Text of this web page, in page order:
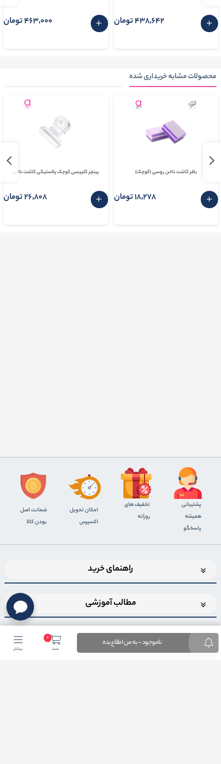
ناموجود - به من اطلاع بده
438٬642 تومان 463٬000 تومان
محصولات مشابه خریداری شده
بافر کاشت ناخن روسی (کوچک)
18٬278 تومان
پینچر کلیپسی کوچک پلاستیکی کاشت ناخن
26٬808 تومان
0
سبد بیشتر
پشتیبانی
همیشه
پاسخگو
تخفیف های
روزانه
اﻣﮑﺎن ﺗﺤﻮﯾﻞ
اﮐﺴﭙﺮس
ضمانت اصل
بودن کالا
راهنمای خرید
مطالب آموزشی